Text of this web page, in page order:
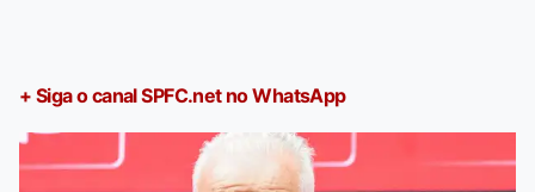
+ Siga o canal SPFC.net no WhatsApp